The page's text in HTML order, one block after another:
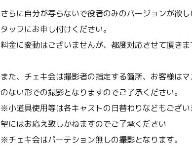
さらに自分が写らないで役者のみのバージョンが欲
タッフにお申し付けください。
料金に変動はございませんが、都度対応させて頂きま
また、チェキ会は撮影者の指定する箇所、お客様は
のない形での撮影となりますのでご了承ください。
※小道具使用等は各キャストの日替わりなどもござ
望にはお応え致しかねますのでご了承ください
※チェキ会はパーテション無しの撮影となります。